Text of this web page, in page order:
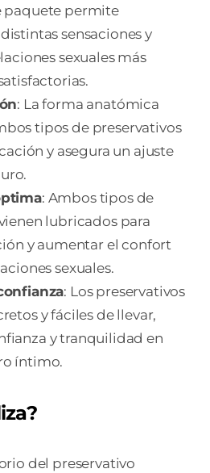
paquete permite
sensaciones y
sexuales más
: La forma anatómica
tipos de preservativos
y asegura un ajuste
: Ambos tipos de
lubricados para
y aumentar el confort
sexuales.
: Los preservativos
y fáciles de llevar,
y tranquilidad en
íntimo.
del preservativo